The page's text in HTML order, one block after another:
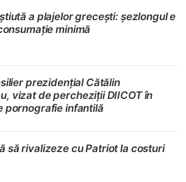
a plajelor grecești: șezlongul e
minimă
prezidențial Cătălin
vizat de percheziții DIICOT în
pornografie infantilă
să rivalizeze cu Patriot la costuri